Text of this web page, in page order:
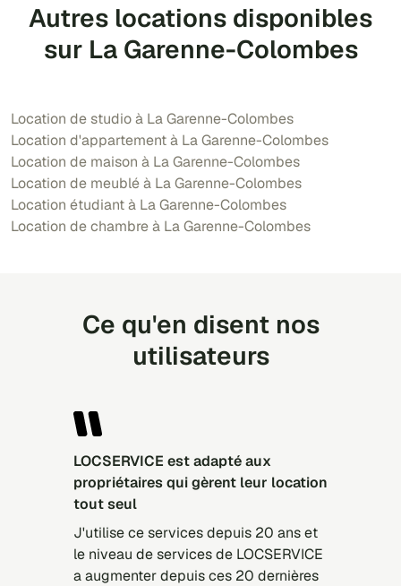
Autres locations disponibles
sur La Garenne-Colombes
Location de studio à La Garenne-Colombes
Location d'appartement à La Garenne-Colombes
Location de maison à La Garenne-Colombes
Location de meublé à La Garenne-Colombes
Location étudiant à La Garenne-Colombes
Location de chambre à La Garenne-Colombes
Ce qu'en disent nos
utilisateurs
LOCSERVICE est adapté aux
propriétaires qui gèrent leur location
tout seul
J'utilise ce services depuis 20 ans et
le niveau de services de LOCSERVICE
a augmenter depuis ces 20 dernières